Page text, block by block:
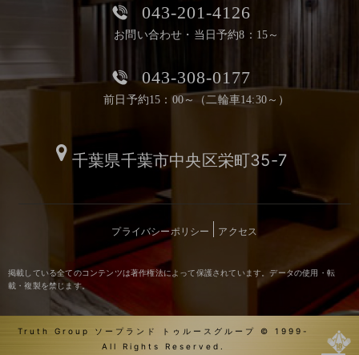
043-201-4126
お問い合わせ・当日予約8：15～
043-308-0177
前日予約15：00～（二輪車14:30～）
千葉県千葉市中央区栄町35-7
プライバシーポリシー アクセス
掲載している全てのコンテンツは著作権法によって保護されています。データの使用・転
載・複製を禁じます。
Truth Group ソープランド トゥルースグループ © 1999-
All Rights Reserved.